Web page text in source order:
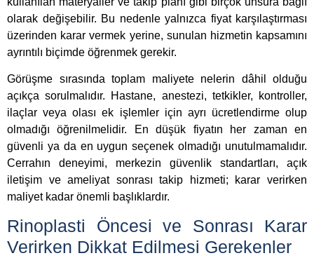
olarak değişebilir. Bu nedenle yalnızca fiyat karşılaştırması
üzerinden karar vermek yerine, sunulan hizmetin kapsamını
ayrıntılı biçimde öğrenmek gerekir.
Görüşme sırasında toplam maliyete nelerin dâhil olduğu
açıkça sorulmalıdır. Hastane, anestezi, tetkikler, kontroller,
ilaçlar veya olası ek işlemler için ayrı ücretlendirme olup
olmadığı öğrenilmelidir. En düşük fiyatın her zaman en
güvenli ya da en uygun seçenek olmadığı unutulmamalıdır.
Cerrahın deneyimi, merkezin güvenlik standartları, açık
iletişim ve ameliyat sonrası takip hizmeti; karar verirken
maliyet kadar önemli başlıklardır.
Rinoplasti Öncesi ve Sonrası Karar
Verirken Dikkat Edilmesi Gerekenler